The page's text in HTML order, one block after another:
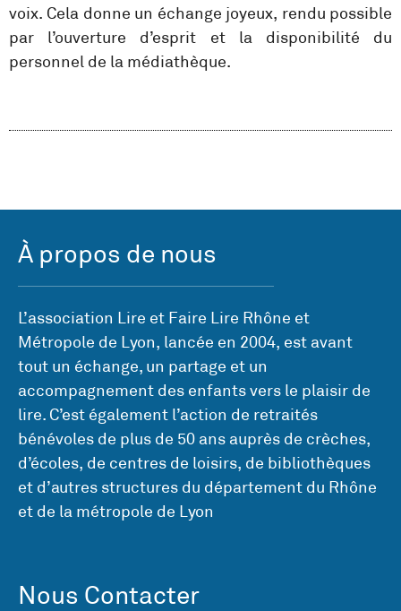
voix. Cela donne un échange joyeux, rendu possible
par l’ouverture d’esprit et la disponibilité du
personnel de la médiathèque.
À propos de nous
L’association Lire et Faire Lire Rhône et
Métropole de Lyon, lancée en 2004, est avant
tout un échange, un partage et un
accompagnement des enfants vers le plaisir de
lire. C’est également l’action de retraités
bénévoles de plus de 50 ans auprès de crèches,
d’écoles, de centres de loisirs, de bibliothèques
et d’autres structures du département du Rhône
et de la métropole de Lyon
Nous Contacter